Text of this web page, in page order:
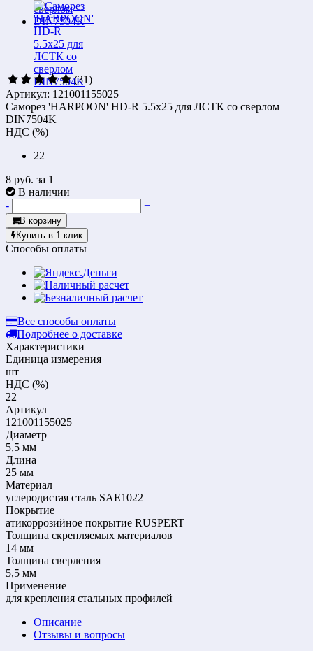
(31)
Артикул: 121001155025
Саморез 'HARPOON' HD-R 5.5х25 для ЛСТК со сверлом
DIN7504K
НДС (%)
22
8 руб. за 1
В наличии
-
+
В корзину
Купить в 1 клик
Способы оплаты
Все способы оплаты
Подробнее о доставке
Характеристики
Единица измерения
шт
НДС (%)
22
Артикул
121001155025
Диаметр
5,5 мм
Длина
25 мм
Материал
углеродистая сталь SAE1022
Покрытие
атикоррозийное покрытие RUSPERT
Толщина скрепляемых материалов
14 мм
Толщина сверления
5,5 мм
Применение
для крепления стальных профилей
Описание
Отзывы и вопросы